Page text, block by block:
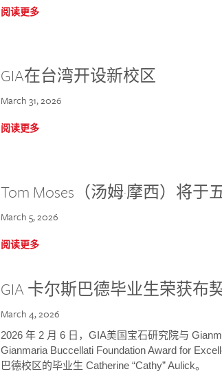
阅读更多
GIA在台湾开设新校区
March 31, 2026
阅读更多
Tom Moses（汤姆·摩西）将于
March 5, 2026
阅读更多
GIA 卡尔斯巴德毕业生荣获布
March 4, 2026
2026 年 2 月 6 日，GIA美国宝石研究院与
Gianmaria Buccellati Foundation Award for
巴德校区的毕业生 Catherine “Cathy” Aulick。